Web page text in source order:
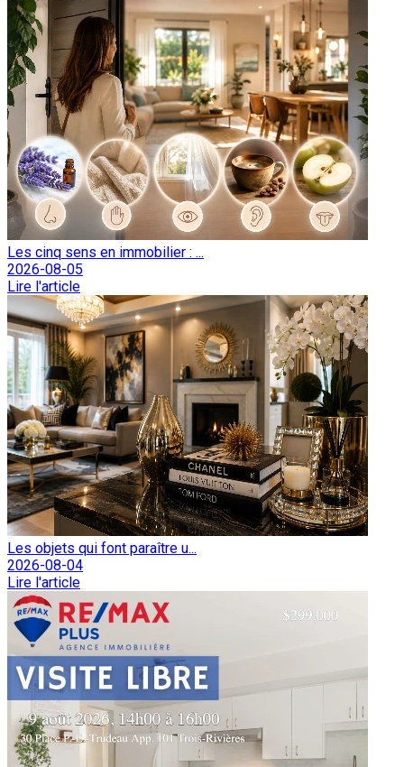
Les cinq sens en immobilier : ...
2026-08-05
Lire l'article
Les objets qui font paraître u...
2026-08-04
Lire l'article